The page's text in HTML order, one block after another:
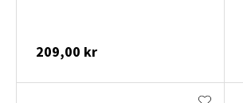
209,00 kr